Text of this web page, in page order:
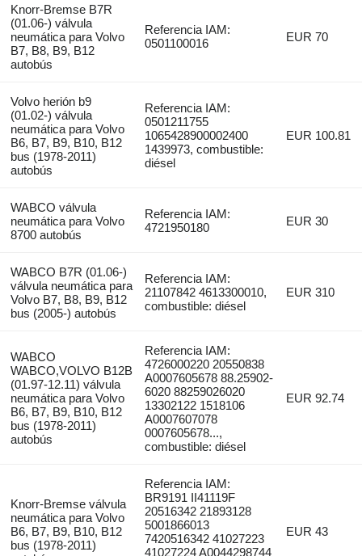
Knorr-Bremse B7R
(01.06-) válvula
neumática para Volvo
B7, B8, B9, B12
autobús
Referencia IAM:
0501100016
EUR 70
Volvo herión b9
(01.02-) válvula
neumática para Volvo
B6, B7, B9, B10, B12
bus (1978-2011)
autobús
Referencia IAM:
0501211755
1065428900002400
1439973, combustible:
diésel
EUR 100.81
WABCO válvula
neumática para Volvo
8700 autobús
Referencia IAM:
4721950180
EUR 30
WABCO B7R (01.06-)
válvula neumática para
Volvo B7, B8, B9, B12
bus (2005-) autobús
Referencia IAM:
21107842 4613300010,
combustible: diésel
EUR 310
WABCO
WABCO,VOLVO B12B
(01.97-12.11) válvula
neumática para Volvo
B6, B7, B9, B10, B12
bus (1978-2011)
autobús
Referencia IAM:
4726000220 20550838
A0007605678 88.25902-
6020 88259026020
13302122 1518106
A0007607078
0007605678...,
combustible: diésel
EUR 92.74
Knorr-Bremse válvula
neumática para Volvo
B6, B7, B9, B10, B12
bus (1978-2011)
Referencia IAM:
BR9191 II41119F
20516342 21893128
5001866013
7420516342 41027223
41027224 A0044298744
EUR 43